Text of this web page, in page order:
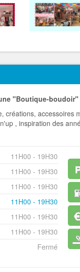
"Boutique-boudoir"
créations, accessoires
, inspiration des
11H00 - 19H30
11H00 - 19H30
11H00 - 19H30
11H00 - 19H30
11H00 - 19H30
11H00 - 19H30
Fermé